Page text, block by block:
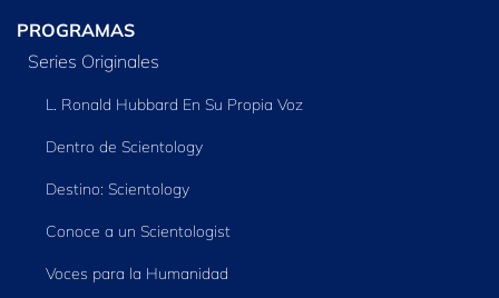
PROGRAMAS
Series Originales
L. Ronald Hubbard En Su Propia Voz
Dentro de Scientology
Destino: Scientology
Conoce a un Scientologist
Voces para la Humanidad